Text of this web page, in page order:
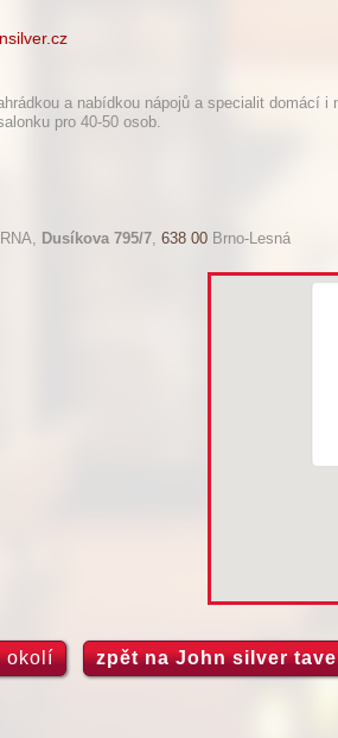
a nabídkou nápojů a specialit domácí i
pro 40-50 osob.
Dusíkova 795/7, 638 00 Brno-Lesná
okolí zpět na John silver